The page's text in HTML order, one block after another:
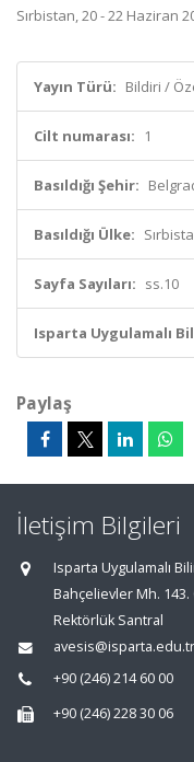
Sırbistan, 20 - 22 Haziran
Yayın Türü: Bildiri /
Cilt numarası: 1
Basıldığı Şehir:
Basıldığı Ülke:
Sayfa Sayıları: ss.10
Isparta Uygulamalı
Paylaş
İletişim Bilgileri
Isparta Uygulamalı
Bahçelievler Mh. 143.
Rektörlük Santral
avesis@isparta.edu.tr
+90 (246) 214 60 00
+90 (246) 228 30 06